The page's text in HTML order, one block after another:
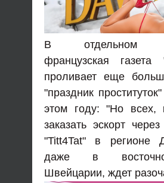
В отдельном
французская
проливает еще
"праздник
этом году: "Но всех,
заказать эскорт
"Titt4Tat" в регионе
даже в
Швейцарии, ждет